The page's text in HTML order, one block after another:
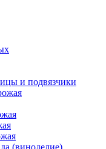
и подвязчики
(виноделие)